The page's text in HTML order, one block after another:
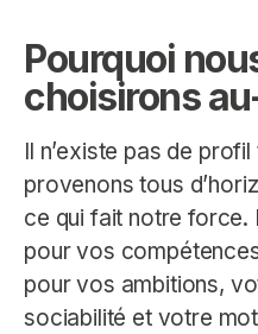
Pourquoi
choisirons
Il n’existe pas de
provenons tous
ce qui fait notre
pour vos
pour vos ambitions,
sociabilité et votre